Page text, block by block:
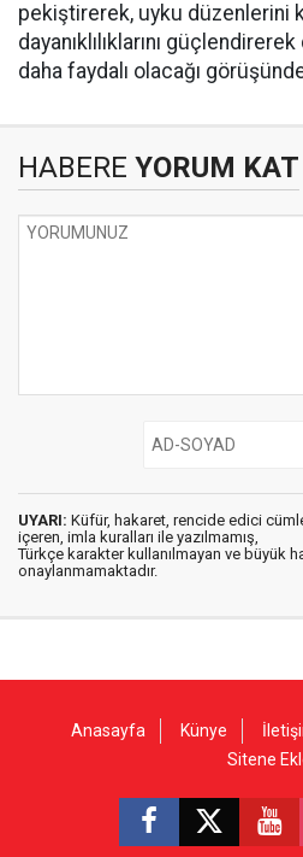
pekiştirerek, uyku düzenlerini
dayanıklılıklarını
daha faydalı olacağı
HABERE YORUM KAT
UYARI: Küfür, hakaret, rencide edici
içeren, imla kuralları ile yazılmamış,
Türkçe karakter kullanılmayan ve büyük
onaylanmamaktadır.
Anasayfa Künye
Sitene